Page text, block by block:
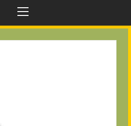
Menu